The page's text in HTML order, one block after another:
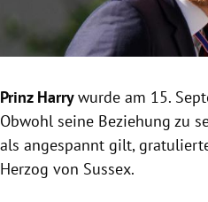
Untermenü
Untermenü
Prinz Harrywurde am 15.
Obwohl seine Beziehung zu
als angespannt gilt,
Herzog von Sussex.